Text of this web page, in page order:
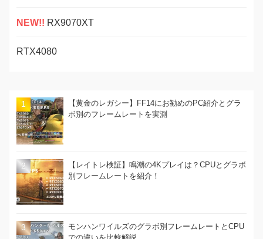
NEW!! RX9070XT
RTX4080
【黄金のレガシー】FF14にお勧めのPC紹介とグラ
ボ別のフレームレートを実測
【レイトレ検証】鳴潮の4Kプレイは？CPUとグラボ
別フレームレートを紹介！
モンハンワイルズのグラボ別フレームレートとCPU